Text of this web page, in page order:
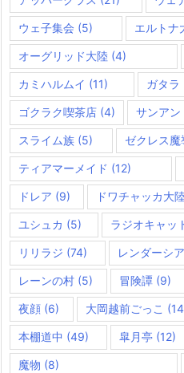
ウェ子集会 (5) エルトナ
オーグリッド大陸 (4)
カミハルムイ (11) ガタラ
ゴクラク喫茶店 (4) サンアン
スライム族 (5) ゼクレス魔
ティアマーメイド (12)
ドレア (9) ドワチャッカ大
ユシュカ (5) ラジオキャッ
リリラジ (74) レンダーシ
レーンの村 (5) 冒険譚(9)
夜顔 (6) 大岡越前ごっこ
本棚道中 (49) 皐月亭 (12)
魔物 (8)